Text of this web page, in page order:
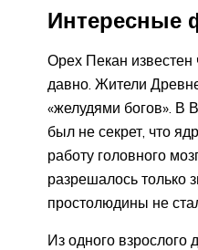
Интересные
Орех Пекан известен
давно. Жители
«желудями богов». В
был не секрет, что
работу головного
разрешалось только
простолюдины не
Из одного взрослого